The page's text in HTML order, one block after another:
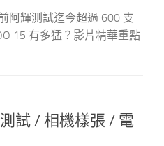
阿輝測試迄今超過 600 支
15 有多猛？影片精華重點
試 / 相機樣張 / 電